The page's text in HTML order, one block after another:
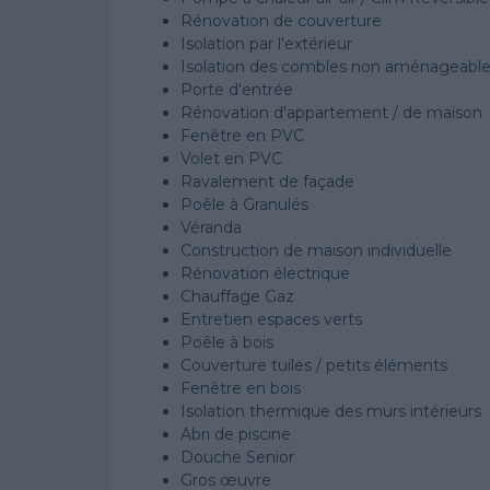
Rénovation de couverture
Isolation par l'extérieur
Isolation des combles non
Porte d'entrée
Rénovation d'appartement / de maison
Fenêtre en PVC
Volet en PVC
Ravalement de façade
Poêle à Granulés
Véranda
Construction de maison individuelle
Rénovation électrique
Chauffage Gaz
Entretien espaces verts
Poêle à bois
Couverture tuiles / petits éléments
Fenêtre en bois
Isolation thermique des murs intérieurs
Abri de piscine
Douche Senior
Gros œuvre